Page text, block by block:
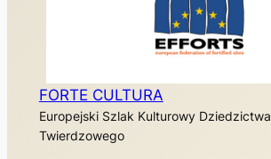
FORTE CULTURA
Europejski Szlak Kulturowy Dziedzictwa
Twierdzowego